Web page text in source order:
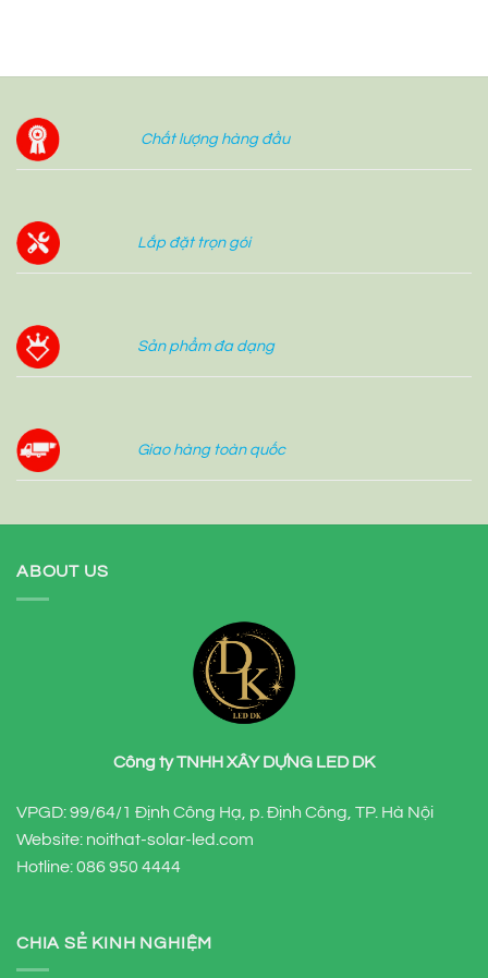
Chất lượng hàng đầu
Lắp đặt trọn gói
Sản phẩm đa dạng
Giao hàng toàn quốc
ABOUT US
Công ty TNHH XÂY DỰNG LED DK
VPGD: 99/64/1 Định Công Hạ, p. Định Công, TP. Hà Nội
Website: noithat-solar-led.com
Hotline:086 950 4444
CHIA SẺ KINH NGHIỆM